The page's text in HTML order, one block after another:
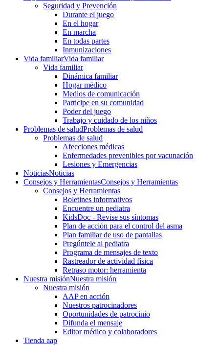
Seguridad y Prevención
Durante el juego
En el hogar
En marcha
En todas partes
Inmunizaciones
Vida familiarVida familiar
Vida familiar
Dinámica familiar
Hogar médico
Medios de comunicación
Participe en su comunidad
Poder del juego
Trabajo y cuidado de los niños
Problemas de saludProblemas de salud
Problemas de salud
Afecciones médicas
Enfermedades prevenibles por vacunación
Lesiones y Emergencias
NoticiasNoticias
Consejos y HerramientasConsejos y Herramientas
Consejos y Herramientas
Boletines informativos
Encuentre un pediatra
KidsDoc - Revise sus síntomas
Plan de acción para el control del asma
Plan familiar de uso de pantallas
Pregúntele al pediatra
Programa de mensajes de texto
Rastre​​ador de activida​d física
Retraso motor: herramienta
Nuestra misiónNuestra misión
Nuestra misión
AAP en acción
Nuestros patrocinadores
Oportunidades de patrocinio
Difunda el mensaje
Editor médico y colaboradores
Tienda aap